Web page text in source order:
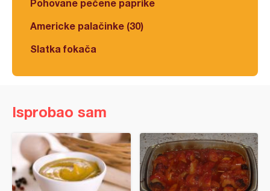
Pohovane pečene paprike
Americke palačinke (30)
Slatka fokača
Isprobao sam